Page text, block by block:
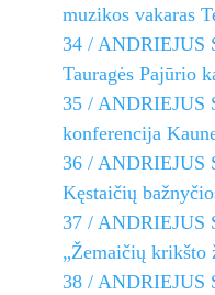
muzikos vakaras
34 / ANDRIEJUS
Tauragės Pajūrio
35 /
konferencija
36 / ANDRIEJUS
Kęstaičių
37 / ANDRIEJUS
„Žemaičių krikšto
38 /